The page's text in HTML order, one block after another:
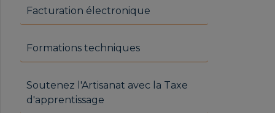
Facturation électronique
Formations techniques
Soutenez l'Artisanat avec la Taxe
d'apprentissage